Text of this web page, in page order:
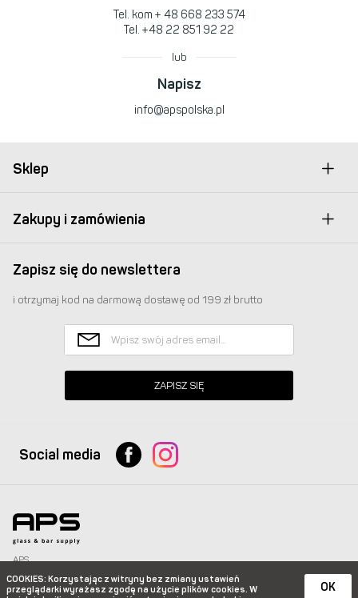
COOKIES: Korzystając z witryny bez zmiany ustawień
przeglądarki wyrażasz zgodę na użycie plików cookies. W
OK
Tel. kom + 48 668 233 574
Tel. +48 22 851 92 22
lub
Napisz
info@apspolska.pl
Sklep
Zakupy i zamówienia
Zapisz się do newslettera
i otrzymaj kod na darmową dostawę od 199 zł brutto
ZAPISZ SIĘ
Social media
APS
Glass & Bar Supply Sp. z o.o. wszystkie prawa zastrzeżone.
info@apspolska.pl|Mapa strony| Infolinia:+48 668 233 574| +48 22 851 92 22